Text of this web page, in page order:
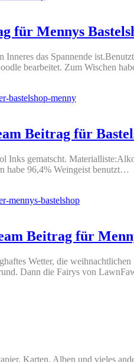
für Mennys
Inneres das Spannende
bearbeitet. Zum Wischen
Beitrag für
Inks gematscht.
habe 96,4% Weingeist benutzt…
Beitrag für
Wetter, die
Dann die Fairys von
Karten, Alben und vieles